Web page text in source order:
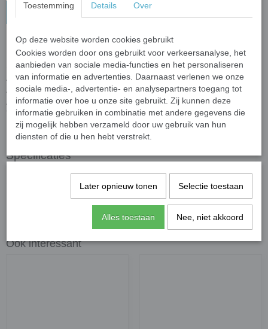
In winkelwagen
Succes Edelstenen setje
Succes edelstenen setje met daarin 3 trommelsteentjes zijnde
Agaat, Aquamarijn en Tijgeroog en een handig kaartje met uitleg.
Agaat vergroot het zelfvertrouwen en vermindert twijfel.
Aquamarijn maakt volhardend, doelgericht en succesvol.
Tijgeroog versterkt de concentratie en intuïtie.
Specificaties
Productcode leverancier Gifts2Give1
Ook interessant
Toestemming Details Over
Op deze website worden cookies gebruikt
Cookies worden door ons gebruikt voor verkeersanalyse, het
aanbieden van sociale media-functies en het personaliseren
van informatie en advertenties. Daarnaast verlenen we onze
sociale media-, advertentie- en analysepartners toegang tot
informatie over hoe u onze site gebruikt. Zij kunnen deze
informatie gebruiken in combinatie met andere gegevens die
zij mogelijk hebben verzameld door uw gebruik van hun
diensten of die u hen hebt verstrekt.
Later opnieuw tonen Selectie toestaan
Alles toestaan Nee, niet akkoord